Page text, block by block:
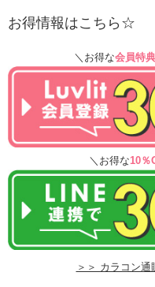
お得情報はこちら☆
＼お得な会員特典
＼お得な10％
＞＞ カラコン通